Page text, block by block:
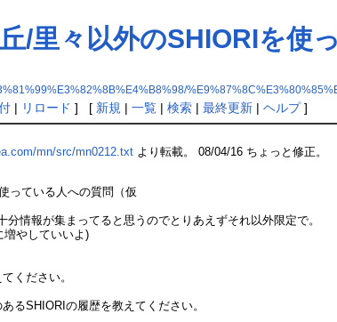
/里々以外のSHIORIを使
| リロード ] [ 新規 | 一覧| 検索| 最終更新| ヘルプ]
mn/src/mn0212.txt より転載。 08/04/16 ちょっと修正。
っている人への質問（仮
分情報が集まってると思うのでとりあえずそれ以外限定で。
増やしていいよ)
ください。
るSHIORIの履歴を教えてください。